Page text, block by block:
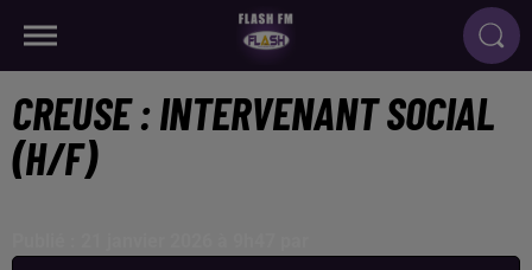
CREUSE : INTERVENANT SOCIAL
(H/F)